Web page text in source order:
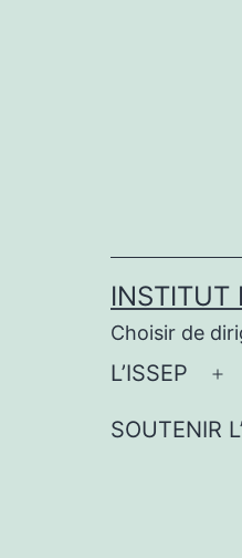
INSTITUT
Choisir de
L’ISSEP
le
SOUTENIR